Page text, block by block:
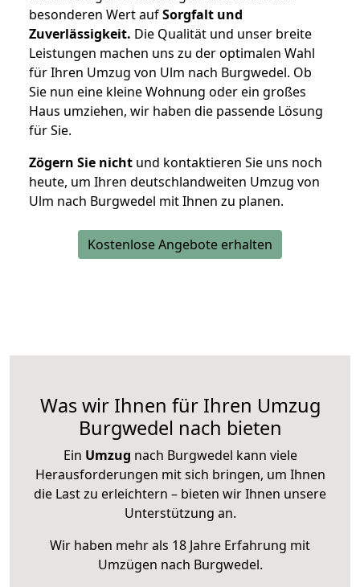
besonderen Wert aufSorgfalt und
Zuverlässigkeit. Die Qualität und unser breite
Leistungen machen uns zu der optimalen Wahl
für Ihren Umzug von Ulm nach Burgwedel. Ob
Sie nun eine kleine Wohnung oder ein großes
Haus umziehen, wir haben die passende Lösung
für Sie.
Zögern Sie nicht und kontaktieren Sie uns noch
heute, um Ihren deutschlandweiten Umzug von
Ulm nach Burgwedel mit Ihnen zu planen.
Kostenlose Angebote erhalten
Was wir Ihnen für Ihren Umzug
Burgwedel nach bieten
Ein Umzug nach Burgwedel kann viele
Herausforderungen mit sich bringen, um Ihnen
die Last zu erleichtern – bieten wir Ihnen unsere
Unterstützung an.
Wir haben mehr als 18 Jahre Erfahrung mit
Umzügen nach Burgwedel.